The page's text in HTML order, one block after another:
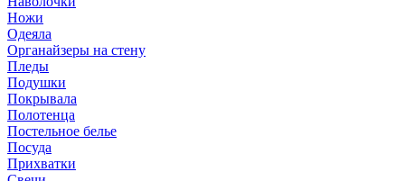
Ножи
Одеяла
Органайзеры на стену
Пледы
Подушки
Покрывала
Полотенца
Постельное белье
Посуда
Прихватки